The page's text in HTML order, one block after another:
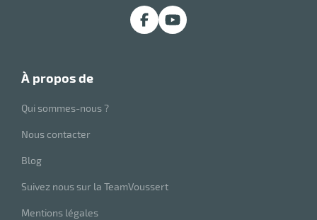
à propos de
Qui sommes-nous ?
Nous contacter
Blog
Suivez nous sur la TeamVoussert
Mentions légales